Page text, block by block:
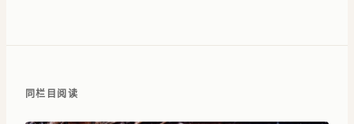
同栏目阅读